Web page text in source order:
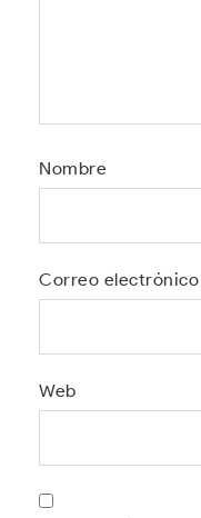
Nombre
Correo electrónico
Web